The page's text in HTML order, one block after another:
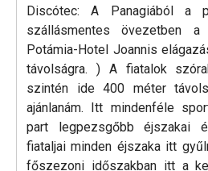
Discótec: A Panagiából a
szállásmentes övezetben a
Potámia-Hotel Joannis
távolságra. ) A fiatalok
szintén ide 400 méter
ajánlanám. Itt mindenféle
part legpezsgőbb éjszakai
fiataljai minden éjszaka itt
főszezoni időszakban itt a